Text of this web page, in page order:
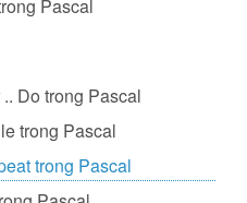
Pascal
Do trong Pascal
trong Pascal
trong Pascal